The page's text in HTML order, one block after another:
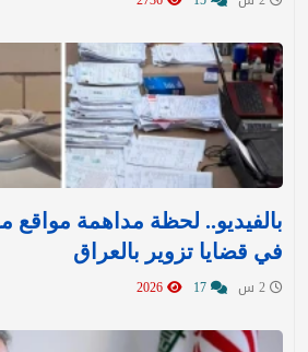
بالفيديو.. لحظة مداهمة مواقع
في قضايا تزوير بالعراق